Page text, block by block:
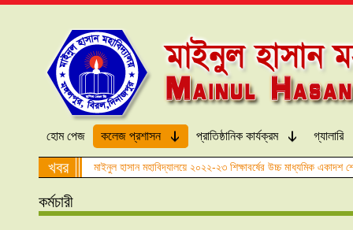
হোম পেজ কলেজ প্রশাসন প্রাতিষ্ঠানিক কার্যক্রম গ্যালারি
খবর মাইনুল হাসান মহাবিদ্যালয়ে ২০২২-২৩ শিক্ষাবর্ষের উচ্চ মাধ্যমিক
কর্মচারী